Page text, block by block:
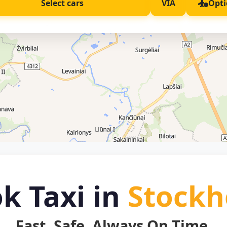
Select cars VIA
Taxi in